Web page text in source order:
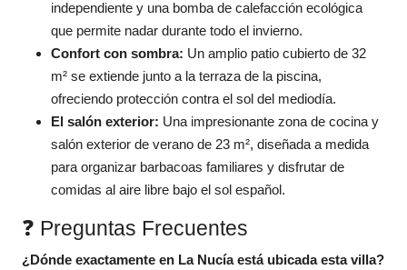
independiente y una bomba de calefacción ecológica
que permite nadar durante todo el invierno.
Confort con sombra: Un amplio patio cubierto de 32
m² se extiende junto a la terraza de la piscina,
ofreciendo protección contra el sol del mediodía.
El salón exterior: Una impresionante zona de cocina y
salón exterior de verano de 23 m², diseñada a medida
para organizar barbacoas familiares y disfrutar de
comidas al aire libre bajo el sol español.
❓ Preguntas Frecuentes
¿Dónde exactamente en La Nucía está ubicada esta villa?